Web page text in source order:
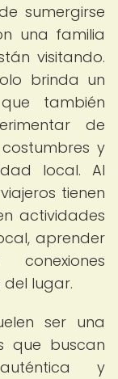
sumergirse
una familia
visitando.
brinda un
también
de
y
local. Al
tienen
actividades
aprender
lugar.
ser una
que buscan
y